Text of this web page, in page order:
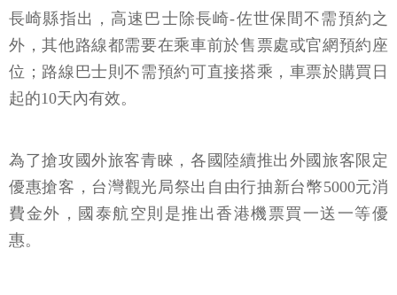
長崎縣指出，高速巴士除長崎-佐世保間不需預約之
外，其他路線都需要在乘車前於售票處或官網預約座
位；路線巴士則不需預約可直接搭乘，車票於購買日
起的10天內有效。
為了搶攻國外旅客青睞，各國陸續推出外國旅客限定
優惠搶客，台灣觀光局祭出自由行抽新台幣5000元消
費金外，國泰航空則是推出香港機票買一送一等優
惠。